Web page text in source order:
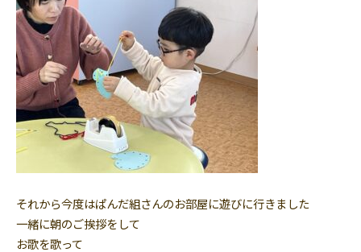
それから今度はぱんだ組さんのお部屋に遊びに行きました
一緒に朝のご挨拶をして
お歌を歌って